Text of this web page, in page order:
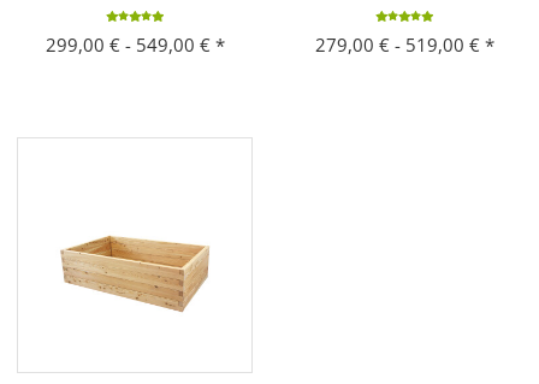
299,00 € - 549,00 € * 279,00 € - 519,00 € *